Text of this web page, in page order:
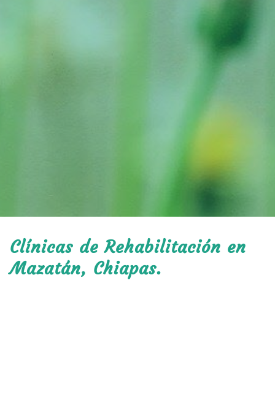
Clínicas de Rehabilitación en
Mazatán, Chiapas.